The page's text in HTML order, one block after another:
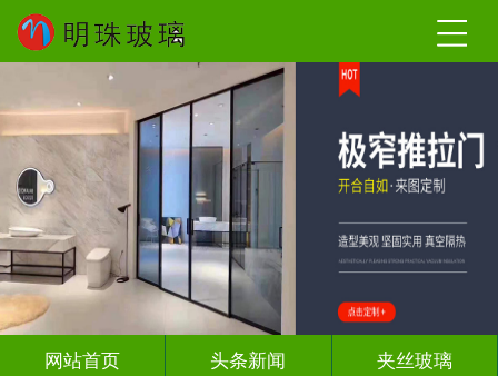
网站首页 头条新闻 夹丝玻璃